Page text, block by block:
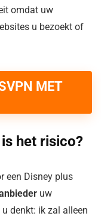
omdat uw
u bezoekt of
MET
het risico?
een Disney plus
uw
denkt: ik zal alleen